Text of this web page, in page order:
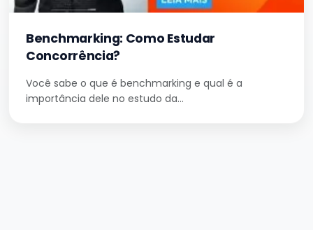
Benchmarking: Como Estudar
Concorrência?
Você sabe o que é benchmarking e qual é a
importância dele no estudo da…